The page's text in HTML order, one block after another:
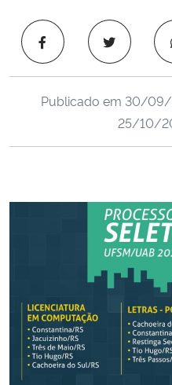
Ministério da Cidadania
Ministério da Saúde
Ministério de Minas e Energia
Ministério da Ciência, Tecnologia,
Ministério do Desenvolvimento
Controladoria-Geral da União
Ministério da Mulher, da Família e
Publicado em 30/09/
25/10/